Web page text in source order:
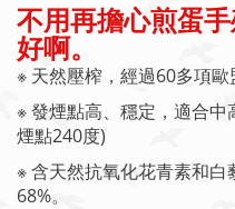
不用再擔心煎蛋
好啊。
※ 天然壓榨， 經過60多項歐
※ 發煙點高、穩定，適合
煙點240度)
※ 含天然抗氧化花青素和
68%。